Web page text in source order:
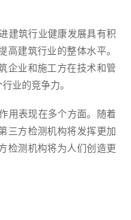
建筑行业健康发展具有积
高建筑行业的整体水平。
企业和施工方在技术和管
业的竞争力。
用表现在多个方面。随着
三方检测机构将发挥更加
检测机构将为人们创造更